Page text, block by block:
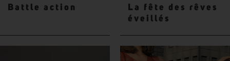
Battle action
La fête des rêves
éveillés